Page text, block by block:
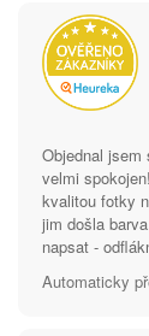
Objednal
velmi
kvalitou fotky
jim došla
napsat -
Automaticky